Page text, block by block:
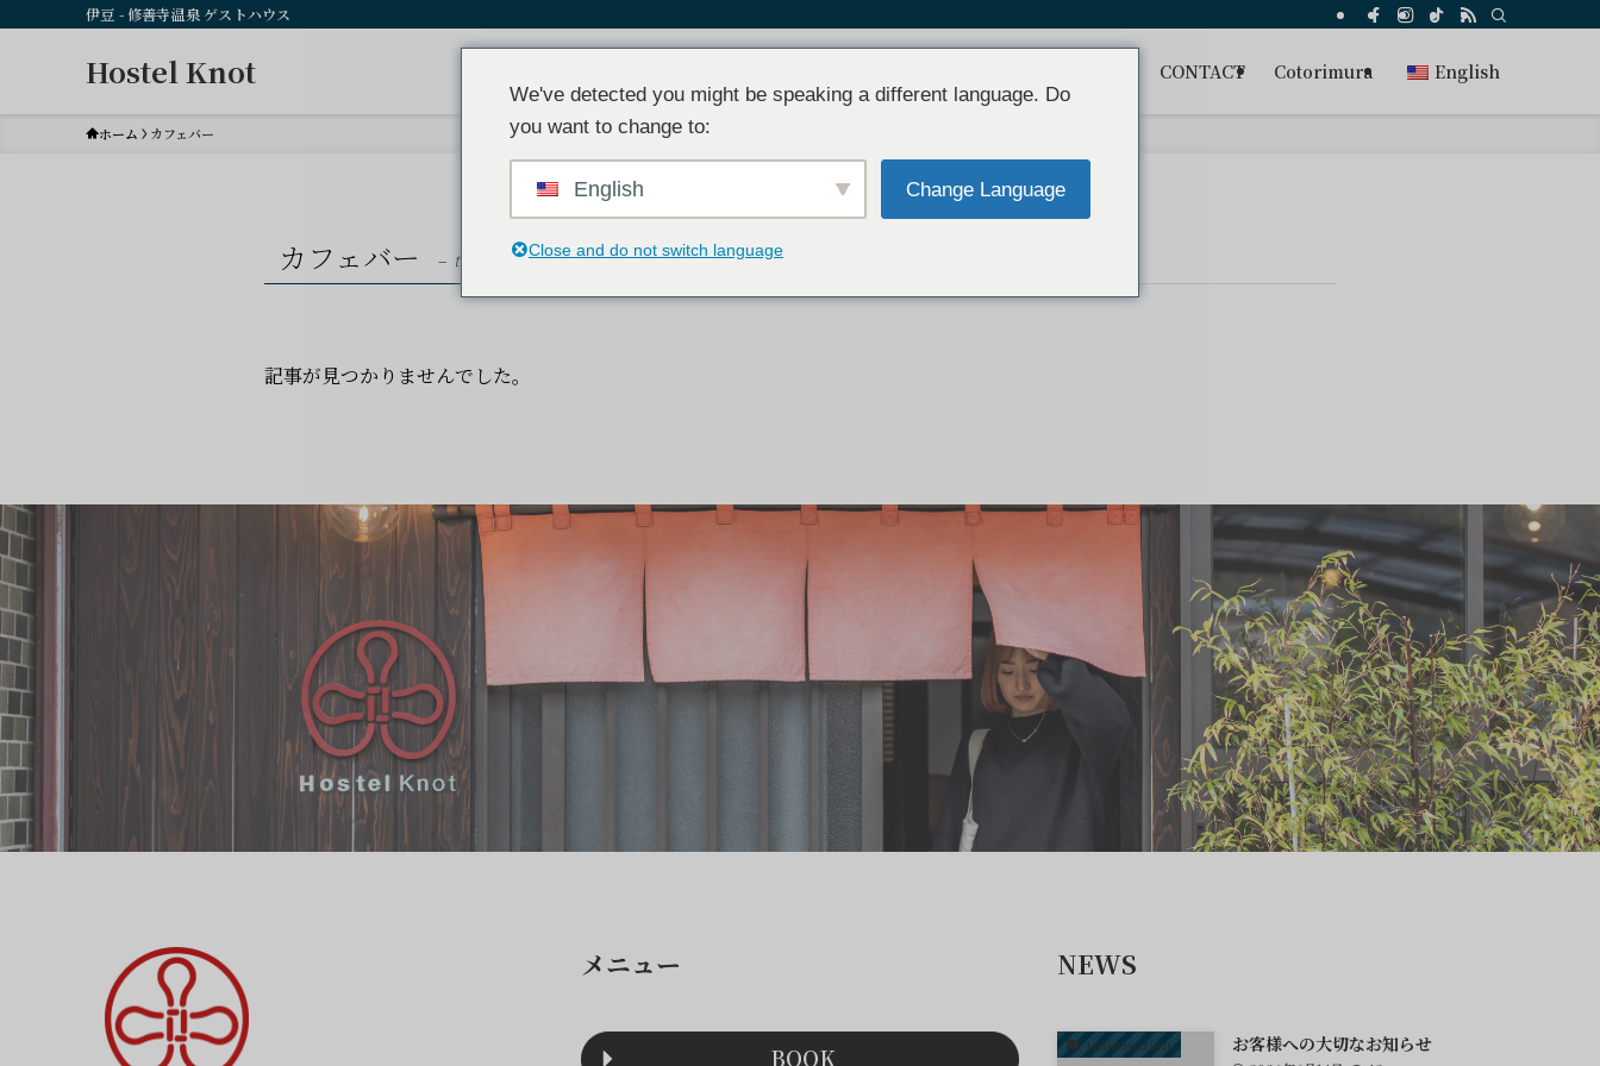
伊豆 - 修善寺温泉 ゲストハウス
Hostel Knot CONTACT Cotorimura English
ホーム カフェバー
カフェバー – tag –
記事が見つかりませんでした。
メニュー
BOOK
NEWS
Information お客様への大切なお知らせ
We've detected you might be speaking a different language. Do
you want to change to:
English Change Language
Close and do not switch language